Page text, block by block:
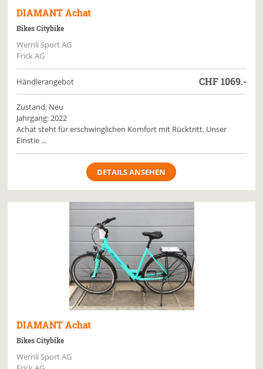
DIAMANT Achat
Bikes Citybike
Wernli Sport AG
Frick AG
Händlerangebot CHF1069.-
Zustand: Neu
Jahrgang: 2022
Achat steht für erschwinglichen Komfort mit Rücktritt. Unser
Einstie ...
DETAILS ANSEHEN
DIAMANT Achat
Bikes Citybike
Wernli Sport AG